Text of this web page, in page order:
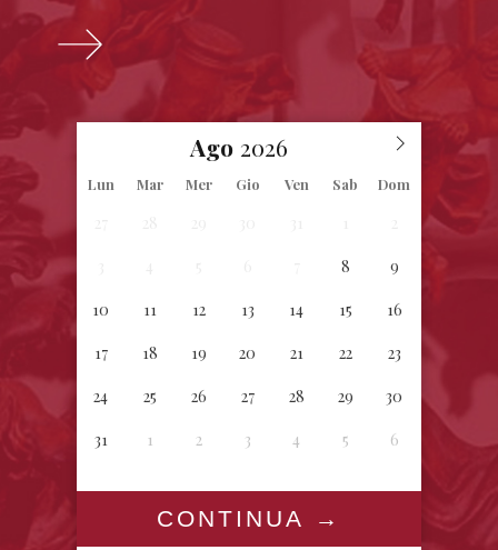
Ago
Lun Mar Mer Gio Ven Sab Dom
8 9
10 11 12 13 14 15 16
17 18 19 20 21 22 23
24 25 26 27 28 29 30
31 1 2 3 4 5 6